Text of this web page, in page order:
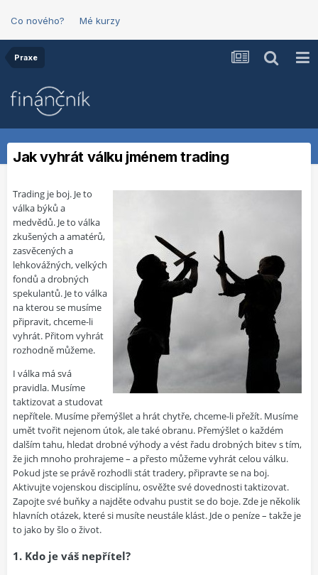
Co nového? Mé kurzy
Praxe
Jak vyhrát válku jménem trading
Trading je boj. Je to
válka býků a
medvědů. Je to válka
zkušených a amatérů,
zasvěcených a
lehkovážných, velkých
fondů a drobných
spekulantů. Je to válka
na kterou se musíme
připravit, chceme-li
vyhrát. Přitom vyhrát
rozhodně můžeme.
I válka má svá
pravidla. Musíme
taktizovat a studovat
nepřítele. Musíme přemýšlet a hrát chytře, chceme-li přežít. Musíme
umět tvořit nejenom útok, ale také obranu. Přemýšlet o každém
dalším tahu, hledat drobné výhody a vést řadu drobných bitev s tím,
že jich mnoho prohrajeme – a přesto můžeme vyhrát celou válku.
Pokud jste se právě rozhodli stát tradery, připravte se na boj.
Aktivujte vojenskou disciplínu, osvěžte své dovednosti taktizovat.
Zapojte své buňky a najděte odvahu pustit se do boje. Zde je několik
hlavních otázek, které si musíte neustále klást. Jde o peníze – takže je
to jako by šlo o život.
1. Kdo je váš nepřítel?